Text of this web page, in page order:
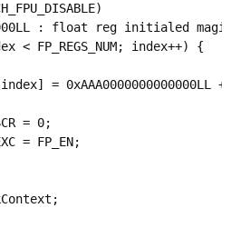
: float reg initialed
< FP_REGS_NUM; index++) {
= 0xAAA0000000000000LL
= 0;
= FP_EN;